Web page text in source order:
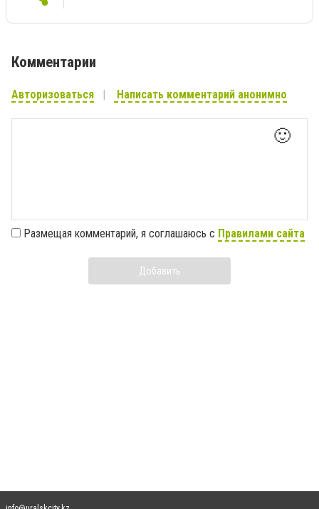
Комментарии
Авторизоваться Написать комментарий анонимно
🙂
Размещая комментарий, я соглашаюсь с Правилами сайта
Добавить